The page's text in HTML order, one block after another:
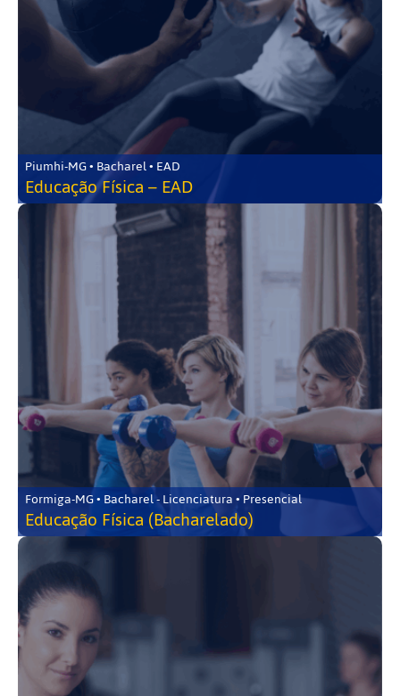
Piumhi-MG • Bacharel • EAD
Educação Física – EAD
Formiga-MG • Bacharel - Licenciatura • Presencial
Educação Física (Bacharelado)